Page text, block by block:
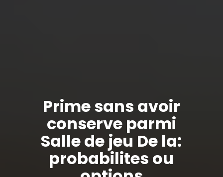
Prime sans avoir
conserve parmi
Salle de jeu De la:
probabilites ou